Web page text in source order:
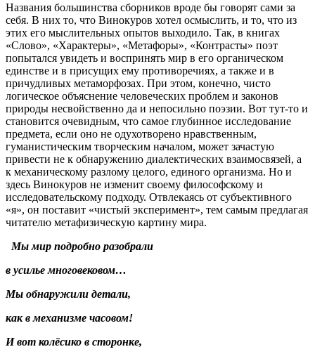
Названия большинства сборников вроде бы говорят сами за
себя. В них то, что Винокуров хотел осмыслить, и то, что из
этих его мыслительных опытов выходило. Так, в книгах
«Слово», «Характеры», «Метафоры», «Контрасты» поэт
попытался увидеть и воспринять мир в его органическом
единстве и в присущих ему противоречиях, а также и в
причудливых метаморфозах. При этом, конечно, чисто
логическое объяснение человеческих проблем и законов
природы несвойственно да и непосильно поэзии. Вот тут-то и
становится очевидным, что самое глубинное исследование
предмета, если оно не одухотворено нравственным,
гуманистическим творческим началом, может зачастую
привести не к обнаружению диалектических взаимосвязей, а
к механическому разлому целого, единого организма. Но и
здесь Винокуров не изменит своему философскому и
исследовательскому подходу. Отвлекаясь от субъективного
«я», он поставит «чистый эксперимент», тем самым предлагая
читателю метафизическую картину мира.
Мы мир подробно разобрали
в усилье многовековом…
Мы обнаружили детали,
как в механизме часовом!
И вот колёсико в сторонке,